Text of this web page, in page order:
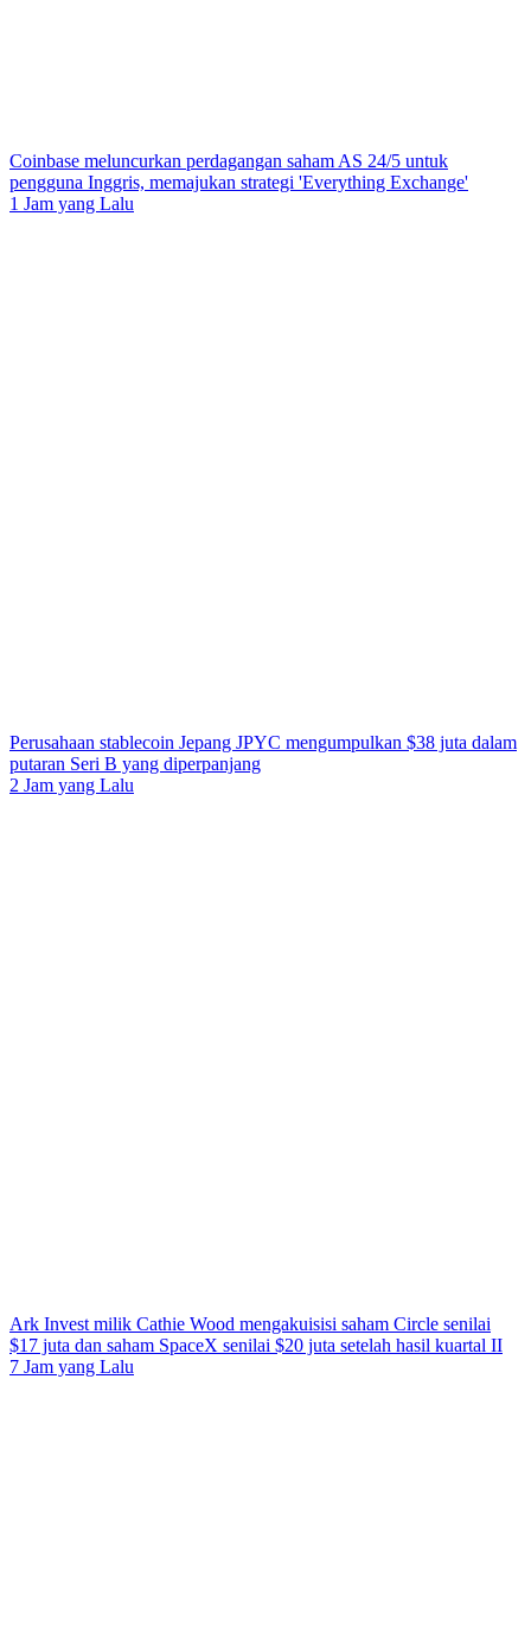
Coinbase meluncurkan perdagangan saham AS 24/5 untuk
pengguna Inggris, memajukan strategi 'Everything Exchange'
1 Jam yang Lalu
Perusahaan stablecoin Jepang JPYC mengumpulkan $38 juta dalam
putaran Seri B yang diperpanjang
2 Jam yang Lalu
Ark Invest milik Cathie Wood mengakuisisi saham Circle senilai
$17 juta dan saham SpaceX senilai $20 juta setelah hasil kuartal II
7 Jam yang Lalu